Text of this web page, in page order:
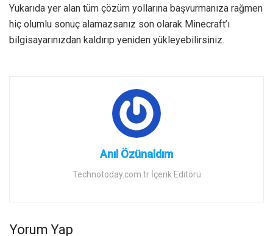
Yukarıda yer alan tüm çözüm yollarına başvurmanıza rağmen
hiç olumlu sonuç alamazsanız son olarak Minecraft’ı
bilgisayarınızdan kaldırıp yeniden yükleyebilirsiniz.
Anıl Özünaldım
Technotoday.com.tr İçerik Editörü
Yorum Yap